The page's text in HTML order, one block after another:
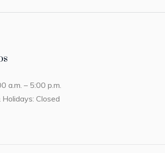
a.m. – 5:00 p.m.
Closed